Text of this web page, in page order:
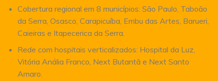
Cobertura regional em 8 municípios: São Paulo, Taboão
da Serra, Osasco, Carapicuíba, Embu das Artes, Barueri,
Caieiras e Itapecerica da Serra.
Rede com hospitais verticalizados: Hospital da Luz,
Vitória Anália Franco, Next Butantã e Next Santo
Amaro.